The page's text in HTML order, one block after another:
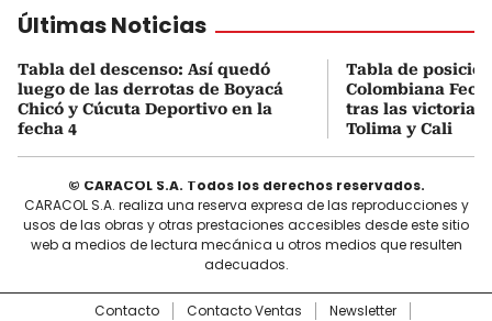
Últimas Noticias
Tabla del descenso: Así quedó
luego de las derrotas de Boyacá
Chicó y Cúcuta Deportivo en la
fecha 4
Tabla de
Colombiana
tras las victorias
Tolima y Cali
© CARACOL S.A. Todos los derechos reservados.
CARACOL S.A. realiza una reserva expresa de las reproducciones y
usos de las obras y otras prestaciones accesibles desde este sitio
web a medios de lectura mecánica u otros medios que resulten
adecuados.
Contacto Contacto Ventas
Newsletter